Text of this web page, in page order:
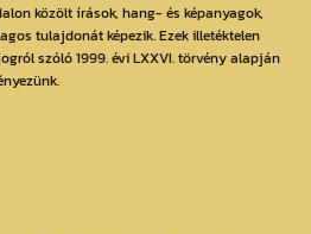
közölt írások, hang- és képanyagok,
tulajdonát képezik. Ezek illetéktelen
szóló 1999. évi LXXVI. törvény alapján